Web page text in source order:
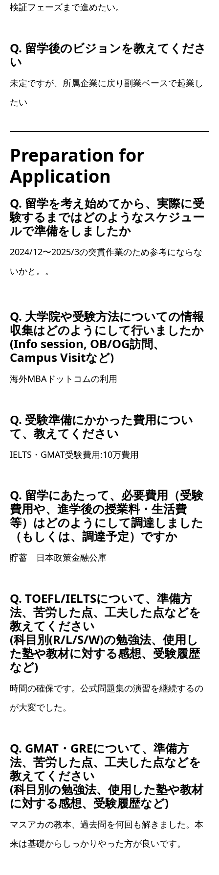
検証フェーズまで進めたい。
Q. 留学後のビジョンを教えてくださ
い
未定ですが、所属企業に戻り副業ベースで起業し
たい
Preparation for
Application
Q. 留学を考え始めてから、実際に受
験するまではどのようなスケジュー
ルで準備をしましたか
2024/12〜2025/3の突貫作業のため参考にならな
いかと。。
Q. 大学院や受験方法についての情報
収集はどのようにして行いましたか
(Info session, OB/OG訪問、
Campus Visitなど)
海外MBAドットコムの利用
Q. 受験準備にかかった費用につい
て、教えてください
IELTS・GMAT受験費用:10万費用
Q. 留学にあたって、必要費用（受験
費用や、進学後の授業料・生活費
等）はどのようにして調達しました
（もしくは、調達予定）ですか
貯蓄 日本政策金融公庫
Q. TOEFL/IELTSについて、準備方
法、苦労した点、工夫した点などを
教えてください
(科目別(R/L/S/W)の勉強法、使用し
た塾や教材に対する感想、受験履歴
など)
時間の確保です。公式問題集の演習を継続するの
が大変でした。
Q. GMAT・GREについて、準備方
法、苦労した点、工夫した点などを
教えてください
(科目別の勉強法、使用した塾や教材
に対する感想、受験履歴など)
マスアカの教本、過去問を何回も解きました。本
来は基礎からしっかりやった方が良いです。